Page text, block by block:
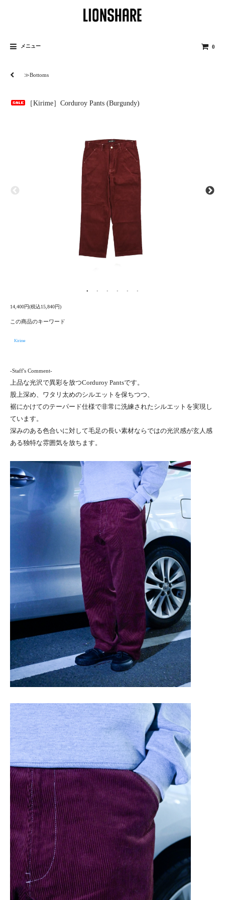
メニュー 0
≫Bottoms
［Kirime］Corduroy Pants (Burgundy)
14,400円(税込15,840円)
この商品のキーワード
Kirime
-Staff's Comment-
上品な光沢で異彩を放つCorduroy Pantsです。
股上深め、ワタリ太めのシルエットを保ちつつ、
裾にかけてのテーパード仕様で非常に洗練されたシルエットを実現し
ています。
深みのある色合いに対して毛足の長い素材ならではの光沢感が玄人感
ある独特な雰囲気を放ちます。